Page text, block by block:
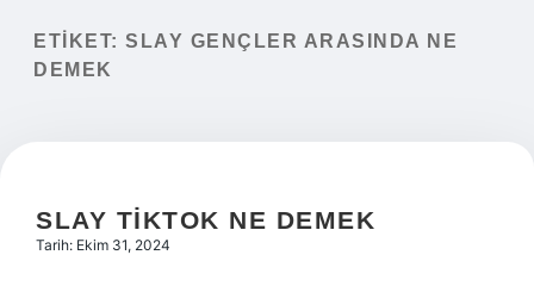
Yasal Uyarı
ETIKET: SLAY GENÇLER ARASINDA NE
DEMEK
SLAY TIKTOK NE DEMEK
Tarih: Ekim 31, 2024